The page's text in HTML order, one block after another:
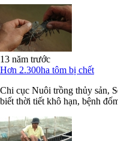
13 năm trước
Hơn 2.300ha tôm bị chết
Chi cục Nuôi trồng thủy sản,
biết thời tiết khô hạn, bệnh